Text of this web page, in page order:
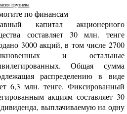
грузнева
по финансам
капитал акционерного
составляет 30 млн. тенге
3000 акций, в том числе 2700
и остальные
Общая сумма
распределению в виде
6,3 млн. тенге. Фиксированный
акциям составляет 30
выплачиваемую на одну